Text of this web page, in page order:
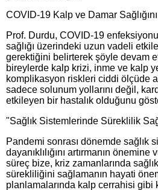
COVID-19 Kalp ve Damar
Prof. Durdu, COVID-19
sağlığı üzerindeki uzun vadeli
gerektiğini belirterek şöyle devam
bireylerde kalp krizi, inme ve kalp
komplikasyon riskleri ciddi ölçüde
sadece solunum yollarını değil,
etkileyen bir hastalık olduğunu
"Sağlık Sistemlerinde Süreklilik
Pandemi sonrası dönemde sağlık
dayanıklılığını artırmanın
süreç bize, kriz zamanlarında
sürekliliğini sağlamanın hayati
planlamalarında kalp cerrahisi gibi